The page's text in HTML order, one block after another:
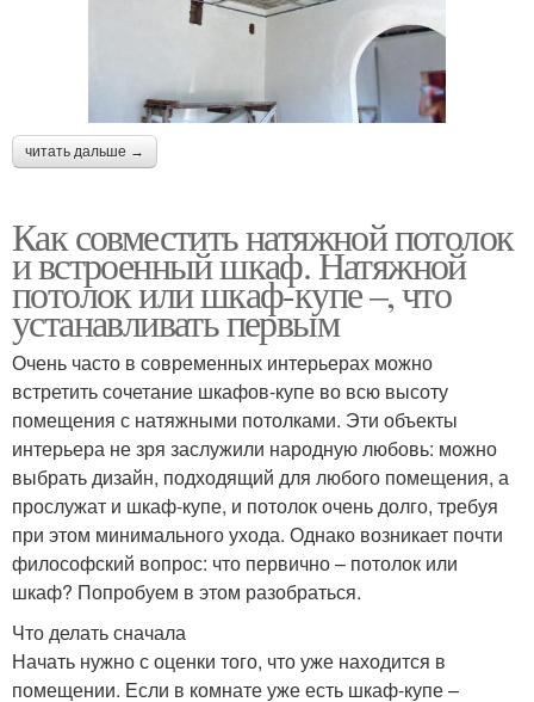
читать дальше →
Как совместить натяжной потолок
и встроенный шкаф. Натяжной
потолок или шкаф-купе –, что
устанавливать первым
Очень часто в современных интерьерах можно
встретить сочетание шкафов-купе во всю высоту
помещения с натяжными потолками. Эти объекты
интерьера не зря заслужили народную любовь: можно
выбрать дизайн, подходящий для любого помещения, а
прослужат и шкаф-купе, и потолок очень долго, требуя
при этом минимального ухода. Однако возникает почти
философский вопрос: что первично – потолок или
шкаф? Попробуем в этом разобраться.
Что делать сначала
Начать нужно с оценки того, что уже находится в
помещении. Если в комнате уже есть шкаф-купе –